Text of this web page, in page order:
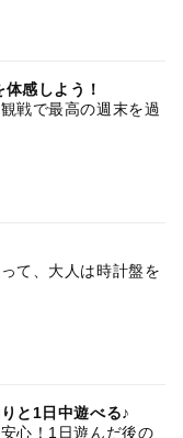
感しよう！
戦で最高の週末を過
て、大人は時計盤を
と1日中遊べる♪
心！1日遊んだ後の